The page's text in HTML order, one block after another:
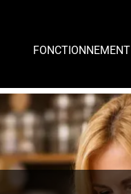
FONCTIONNEMENT